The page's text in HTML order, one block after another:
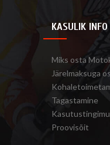
KASULIK INFO
Miks osta
Järelmaksuga
Tagastamine
Proovisõit